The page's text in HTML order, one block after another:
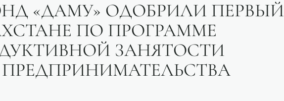
«ДАМУ» ОДОБРИЛИ ПЕРВЫЙ
ПО ПРОГРАММЕ
ЗАНЯТОСТИ